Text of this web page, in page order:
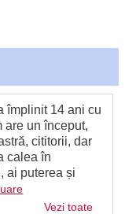
împlinit 14 ani cu
are un început,
cititorii, dar
calea în
ai puterea și
Vezi toate